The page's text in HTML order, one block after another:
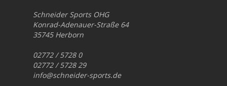
Schneider Sports OHG
Konrad-Adenauer-Straße 64
35745 Herborn
02772 / 5728 0
02772 / 5728 29
info@schneider-sports.de